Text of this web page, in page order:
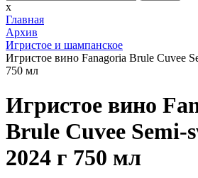
x
Главная
Архив
Игристое и шампанское
Игристое вино Fanagoria Brule Cuvee
750 мл
Игристое вино
Brule Cuvee Semi-
2024 г 750 мл